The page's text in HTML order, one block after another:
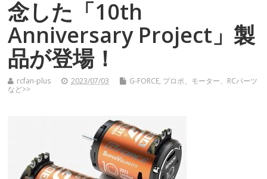
念した「10th
Anniversary Project」製
品が登場！
rcfan-plus 2023/07/03 G-FORCE, プロポ、モーター、RCパーツ
など>>